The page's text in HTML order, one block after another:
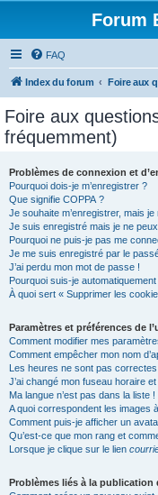
Forum
FAQ
Index du forum Foire aux
Foire aux
fréquemment)
Problèmes de connexion et
Pourquoi dois-je m’enregistrer ?
Que signifie COPPA ?
Je souhaite m’enregistrer, mais je
Je suis enregistré mais je ne
Pourquoi ne puis-je pas me
Je me suis enregistré par le
J’ai perdu mon mot de passe !
Pourquoi suis-je
À quoi sert « Supprimer les
Paramètres et préférences de
Comment modifier mes
Comment empêcher mon nom
Les heures ne sont pas correctes
J’ai changé mon fuseau horaire
Ma langue n’est pas dans la liste !
A quoi correspondent les images
Comment puis-je afficher un
Qu’est-ce que mon rang et
Lorsque je clique sur le lien
Problèmes liés à la publication